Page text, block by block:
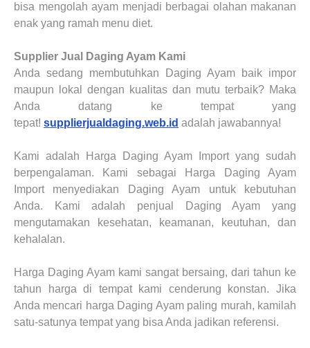
bisa mengolah ayam menjadi berbagai olahan makanan
enak yang ramah menu diet.
Supplier Jual Daging Ayam Kami
Anda sedang membutuhkan Daging Ayam baik impor
maupun lokal dengan kualitas dan mutu terbaik? Maka
Anda datang ke tempat yang
tepat! supplierjualdaging.web.id adalah jawabannya!
Kami adalah Harga Daging Ayam Import yang sudah
berpengalaman. Kami sebagai Harga Daging Ayam
Import menyediakan Daging Ayam untuk kebutuhan
Anda. Kami adalah penjual Daging Ayam yang
mengutamakan kesehatan, keamanan, keutuhan, dan
kehalalan.
Harga Daging Ayam kami sangat bersaing, dari tahun ke
tahun harga di tempat kami cenderung konstan. Jika
Anda mencari harga Daging Ayam paling murah, kamilah
satu-satunya tempat yang bisa Anda jadikan referensi.